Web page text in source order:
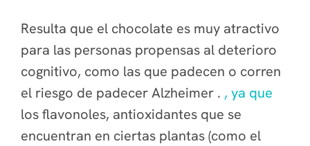
Resulta que el chocolate es muy atractivo
para las personas propensas al deterioro
cognitivo, como las que padecen o corren
el riesgo de padecerAlzheimer . , ya que
los flavonoles, antioxidantes que se
encuentran en ciertas plantas (como el